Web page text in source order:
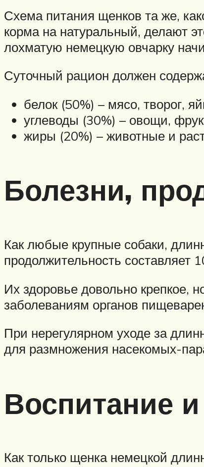
Схема питания щенков та же,
корма на натуральный, делают
лохматую немецкую овчарку
Суточный рацион должен
белок (50%) – мясо, творог,
углеводы (30%) – овощи,
жиры (20%) – животные и
Болезни,
Как любые крупные собаки,
продолжительность составляет
Их здоровье довольно крепкое,
заболеваниям органов
При нерегулярном уходе за
для размножения насекомых-
Воспитание
Как только щенка немецкой